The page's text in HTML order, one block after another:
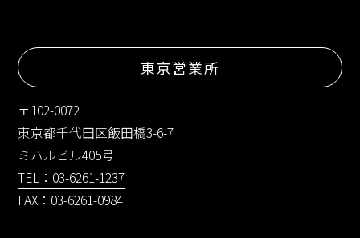
東京営業所
〒102-0072
東京都千代田区飯田橋3-6-7
ミハルビル405号
TEL：03-6261-1237
FAX：03-6261-0984